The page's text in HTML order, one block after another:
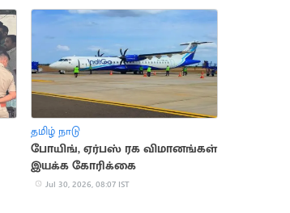
தமிழ் நாடு
போயிங், ஏர்பஸ் ரக விமானங்கள்
இயக்க கோரிக்கை
Jul 30, 2026, 08:07 IST